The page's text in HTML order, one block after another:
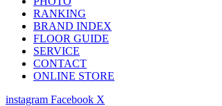
RANKING
BRAND INDEX
FLOOR GUIDE
SERVICE
CONTACT
ONLINE STORE
instagram Facebook X